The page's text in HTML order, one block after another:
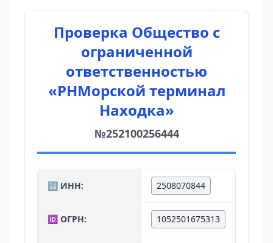
Проверка Общество с
ограниченной
ответственностью
«РНМорской терминал
Находка»
№252100256444
🔢 ИНН: 2508070844
🆔 ОГРН: 1052501675313